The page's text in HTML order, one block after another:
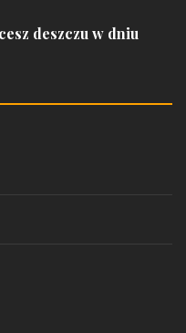
deszczu w dniu